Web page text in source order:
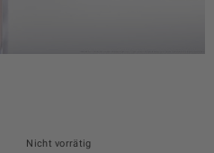
Nicht vorrätig